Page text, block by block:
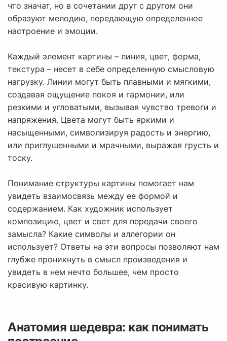
что значат, но в сочетании друг с другом они
образуют мелодию, передающую определенное
настроение и эмоции.
Каждый элемент картины – линия, цвет, форма,
текстура – несет в себе определенную смысловую
нагрузку. Линии могут быть плавными и мягкими,
создавая ощущение покоя и гармонии, или
резкими и угловатыми, вызывая чувство тревоги и
напряжения. Цвета могут быть яркими и
насыщенными, символизируя радость и энергию,
или приглушенными и мрачными, выражая грусть и
тоску.
Понимание структуры картины помогает нам
увидеть взаимосвязь между ее формой и
содержанием. Как художник использует
композицию, цвет и свет для передачи своего
замысла? Какие символы и аллегории он
использует? Ответы на эти вопросы позволяют нам
глубже проникнуть в смысл произведения и
увидеть в нем нечто большее, чем просто
красивую картинку.
Анатомия шедевра: как понимать